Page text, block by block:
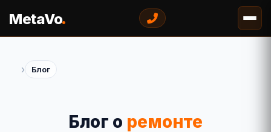
MetaVo.
› Блог
Блог о ремонте